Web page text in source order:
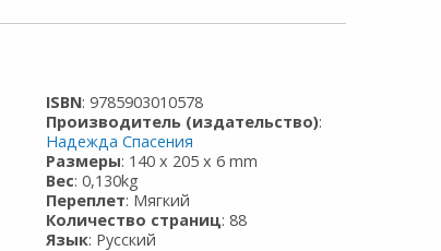
ISBN: 9785903010578
Производитель (издательство):
Надежда Спасения
Размеры: 140 x 205 x 6 mm
Вес: 0,130kg
Переплет: Мягкий
Количество страниц: 88
Язык: Русский